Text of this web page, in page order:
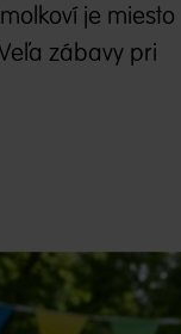
je miesto
zábavy pri